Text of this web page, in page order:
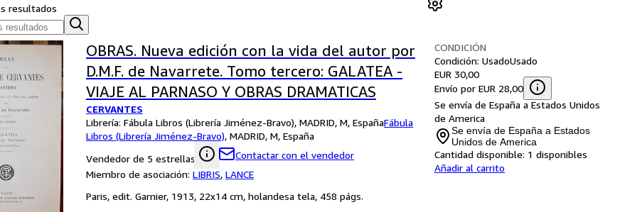
resultados
OBRAS. Nueva edición con la vida del autor por
D.M.F. de Navarrete. Tomo tercero: GALATEA -
VIAJE AL PARNASO Y OBRAS DRAMATICAS
CERVANTES
Librería: Fábula Libros (Librería Jiménez-Bravo), MADRID, M, EspañaFábula
Libros (Librería Jiménez-Bravo), MADRID, M, España
Vendedor de 5 estrellas
Contactar con el vendedor
Miembro de asociación: LIBRIS, LANCE
CONDICIÓN
Condición: UsadoUsado
EUR 30,00
Envío por EUR 28,00
Se envía de España a Estados Unidos
de America
Se envía de España a Estados
Unidos de America
Cantidad disponible: 1 disponibles
Añadir al carrito
Paris, edit. Garnier, 1913, 22x14 cm, holandesa tela, 458 págs.